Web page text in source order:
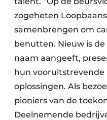
zogeheten
samenbrengen om
benutten. Nieuw is
naam aangeeft,
hun vooruitstrevende
oplossingen. Als
pioniers van de
Deelnemende